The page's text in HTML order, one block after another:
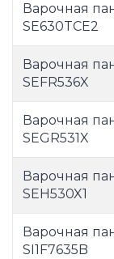
Варочная
SE630TCE2
Варочная
SEFR536X
Варочная
SEGR531X
Варочная
SEH530X1
Варочная
SI1F7635B